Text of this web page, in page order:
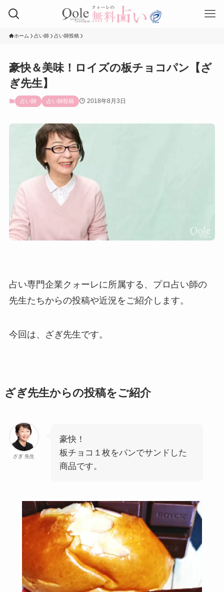
ホーム 占い師 占い師投稿
豪快＆美味！ロイズの板チョコパン【ざ
ぎ先生】
占い師 占い師投稿 2018年8月3日
占い専門企業クォーレに所属する、プロ占い師の
先生たちからの投稿や近況をご紹介します。
今回は、ざぎ先生です。
ざぎ先生からの投稿をご紹介
ざぎ 先生
豪快！
板チョコ１枚をパンでサンドした
商品です。